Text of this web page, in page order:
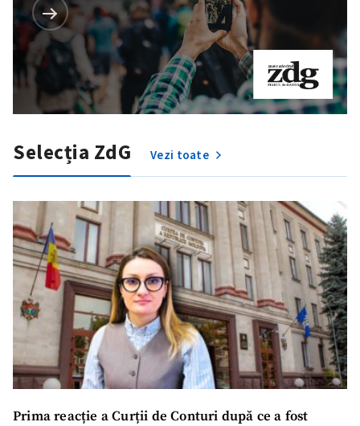
Trimite o informație
Despre ZdG
Selecția ZdG Vezi toate
Prima reacție a Curții de Conturi după ce a fost